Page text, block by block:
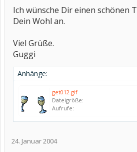
Ich wünsche Dir einen schönen
Dein Wohl an.
Viel Grüße.
Guggi
Anhänge:
get012.gif
Dateigröße:
Aufrufe:
24. Januar 2004